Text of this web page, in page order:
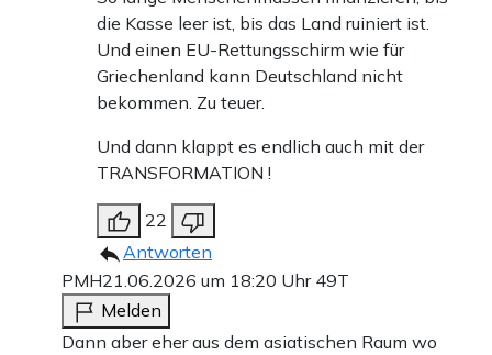
die Kasse leer ist, bis das Land ruiniert ist.
Und einen EU-Rettungsschirm wie für
Griechenland kann Deutschland nicht
bekommen. Zu teuer.
Und dann klappt es endlich auch mit der
TRANSFORMATION !
22
Antworten
PMH21.06.2026 um 18:20 Uhr 49T
Melden
Dann aber eher aus dem asiatischen Raum wo